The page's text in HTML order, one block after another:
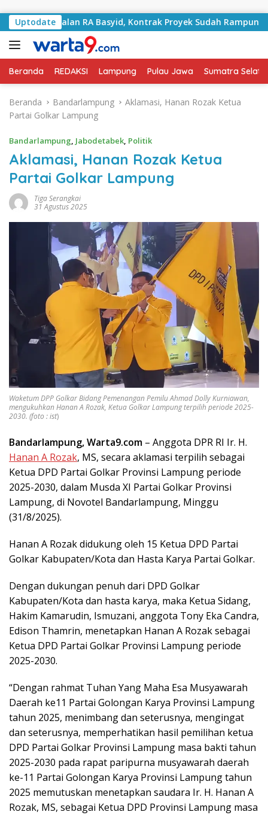
Uptodate
Jalan RA Basyid, Kontrak Proyek Sudah Rampung
Beranda REDAKSI Lampung Pulau Jawa Sumatra
Beranda Bandarlampung
Aklamasi, Hanan Rozak Ketua
Partai Golkar Lampung
Bandarlampung, Jabodetabek, Politik
Aklamasi, Hanan Rozak Ketua
Partai Golkar Lampung
Tiga Serangkai
31 Agustus 2025
Waketum DPP Golkar Bidang Pemenangan Pemilu Ahmad Dolly Kurniawan,
mengukuhkan Hanan A Rozak, Ketua Golkar Lampung terpilih periode 2025-
2030. (foto : ist)
Bandarlampung, Warta9.com – Anggota DPR RI Ir. H.
Hanan A Rozak, MS, secara aklamasi terpilih sebagai
Ketua DPD Partai Golkar Provinsi Lampung periode
2025-2030, dalam Musda XI Partai Golkar Provinsi
Lampung, di Novotel Bandarlampung, Minggu
(31/8/2025).
Hanan A Rozak didukung oleh 15 Ketua DPD Partai
Golkar Kabupaten/Kota dan Hasta Karya Partai Golkar.
Dengan dukungan penuh dari DPD Golkar
Kabupaten/Kota dan hasta karya, maka Ketua Sidang,
Hakim Kamarudin, Ismuzani, anggota Tony Eka Candra,
Edison Thamrin, menetapkan Hanan A Rozak sebagai
Ketua DPD Partai Golkar Provinsi Lampung periode
2025-2030.
“Dengan rahmat Tuhan Yang Maha Esa Musyawarah
Daerah ke11 Partai Golongan Karya Provinsi Lampung
tahun 2025, menimbang dan seterusnya, mengingat
dan seterusnya, memperhatikan hasil pemilihan ketua
DPD Partai Golkar Provinsi Lampung masa bakti tahun
2025-2030 pada rapat paripurna musyawarah daerah
ke-11 Partai Golongan Karya Provinsi Lampung tahun
2025 memutuskan menetapkan saudara Ir. H. Hanan A
Rozak, MS, sebagai Ketua DPD Provinsi Lampung masa